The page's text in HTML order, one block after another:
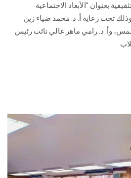
بعنوان "الأبعاد الاجتماعية
وذلك تحت رعاية أ. د. محمد ضياء زين
وأ. د. رامي ماهر غالي نائب رئيس